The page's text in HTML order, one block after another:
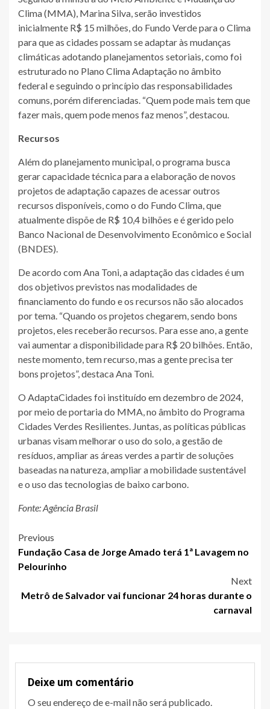
Clima (MMA), Marina Silva, serão investidos
inicialmente R$ 15 milhões, do Fundo Verde para o Clima
para que as cidades possam se adaptar às mudanças
climáticas adotando planejamentos setoriais, como foi
estruturado no Plano Clima Adaptação no âmbito
federal e seguindo o princípio das responsabilidades
comuns, porém diferenciadas. “Quem pode mais tem que
fazer mais, quem pode menos faz menos”, destacou.
Recursos
Além do planejamento municipal, o programa busca
gerar capacidade técnica para a elaboração de novos
projetos de adaptação capazes de acessar outros
recursos disponíveis, como o do Fundo Clima, que
atualmente dispõe de R$ 10,4 bilhões e é gerido pelo
Banco Nacional de Desenvolvimento Econômico e Social
(BNDES).
De acordo com Ana Toni, a adaptação das cidades é um
dos objetivos previstos nas modalidades de
financiamento do fundo e os recursos não são alocados
por tema. “Quando os projetos chegarem, sendo bons
projetos, eles receberão recursos. Para esse ano, a gente
vai aumentar a disponibilidade para R$ 20 bilhões. Então,
neste momento, tem recurso, mas a gente precisa ter
bons projetos”, destaca Ana Toni.
O AdaptaCidades foi instituído em dezembro de 2024,
por meio de portaria do MMA, no âmbito do Programa
Cidades Verdes Resilientes. Juntas, as políticas públicas
urbanas visam melhorar o uso do solo, a gestão de
resíduos, ampliar as áreas verdes a partir de soluções
baseadas na natureza, ampliar a mobilidade sustentável
e o uso das tecnologias de baixo carbono.
Fonte: Agência Brasil
Post
navigation
Previous
Fundação Casa de Jorge Amado terá 1ª Lavagem no
Pelourinho
Next
Metrô de Salvador vai funcionar 24 horas durante o
carnaval
Deixe um comentário
O seu endereço de e-mail não será publicado.